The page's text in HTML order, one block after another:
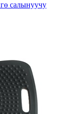
салынуучу